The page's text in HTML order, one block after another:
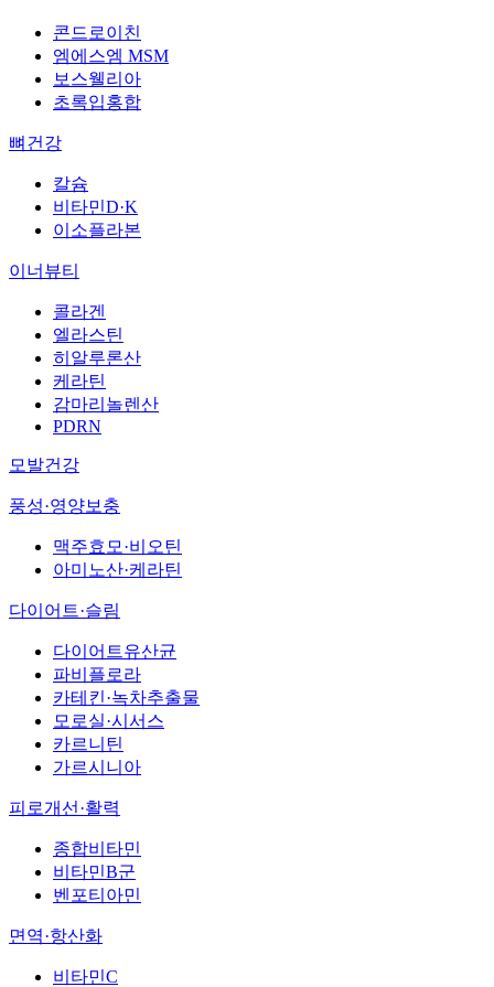
콘드로이친
엠에스엠 MSM
보스웰리아
초록입홍합
뼈건강
칼슘
비타민D·K
이소플라본
이너뷰티
콜라겐
엘라스틴
히알루론산
케라틴
감마리놀렌산
PDRN
모발건강
풍성·영양보충
맥주효모·비오틴
아미노산·케라틴
다이어트·슬림
다이어트유산균
파비플로라
카테킨·녹차추출물
모로실·시서스
카르니틴
가르시니아
피로개선·활력
종합비타민
비타민B군
벤포티아민
면역·항산화
비타민C